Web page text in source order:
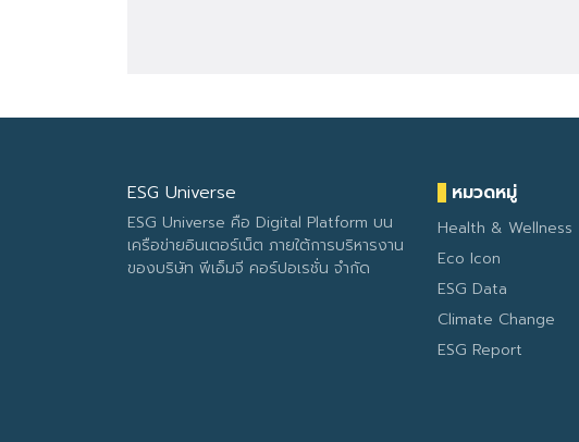
ESG Universe
ESG Universe คือ Digital Platform บน
เครือข่ายอินเตอร์เน็ต ภายใต้การบริหารงาน
ของบริษัท พีเอ็มจี คอร์ปอเรชั่น จำกัด
หมวดหมู่
Health & Wellness
Eco Icon
ESG Data
Climate Change
ESG Report